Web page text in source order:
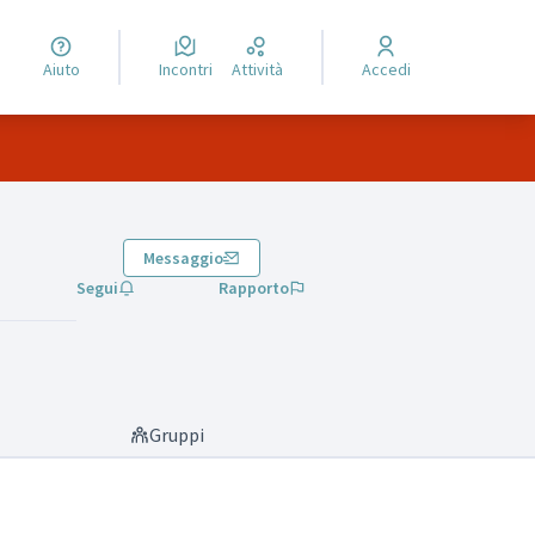
Aiuto Incontri Attività Accedi
Messaggio
Segui
Rapporto
Gruppi